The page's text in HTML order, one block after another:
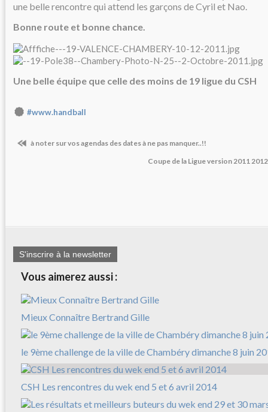
une belle rencontre qui attend les garçons de Cyril et Nao.
Bonne route et bonne chance.
Une belle équipe que celle des moins de 19 ligue du CSH
#www.handball
à noter sur vos agendas des dates à ne pas manquer..!!
Coupe de la Ligue version 2011
S'inscrire à la newsletter
Vous aimerez aussi :
Mieux Connaître Bertrand Gille
le 9ème challenge de la ville de Chambéry dimanche 8 juin
CSH Les rencontres du wek end 5 et 6 avril 2014